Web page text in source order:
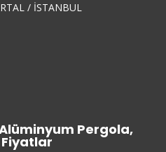
/ İSTANBUL
Pergola,